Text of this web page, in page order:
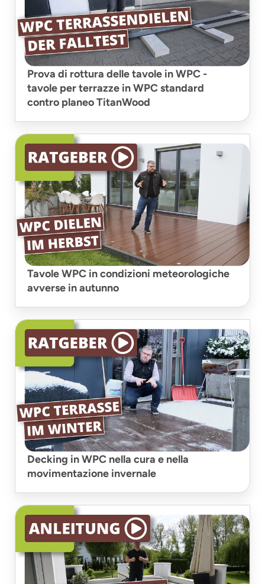
Prova di rottura delle tavole in WPC -
tavole per terrazze in WPC standard
contro planeo TitanWood
Tavole WPC in condizioni meteorologiche
avverse in autunno
Decking in WPC nella cura e nella
movimentazione invernale